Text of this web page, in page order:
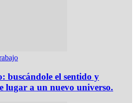
buscándole el sentido y
lugar a un nuevo universo.